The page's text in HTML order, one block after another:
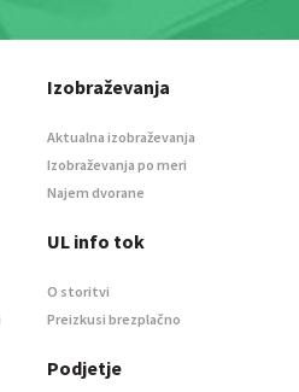
Izobraževanja
Aktualna izobraževanja
Izobraževanja po meri
Najem dvorane
UL info tok
O storitvi
Preizkusi brezplačno
Podjetje